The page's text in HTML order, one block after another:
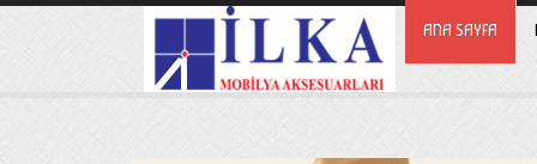
ANA SAYFA